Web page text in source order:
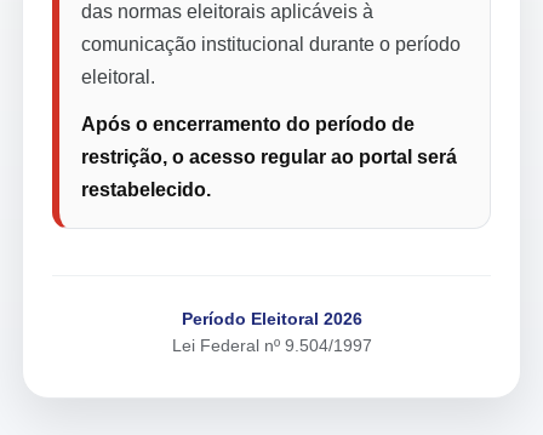
das normas eleitorais aplicáveis à
comunicação institucional durante o período
eleitoral.
Após o encerramento do período de
restrição, o acesso regular ao portal será
restabelecido.
Período Eleitoral 2026
Lei Federal nº 9.504/1997